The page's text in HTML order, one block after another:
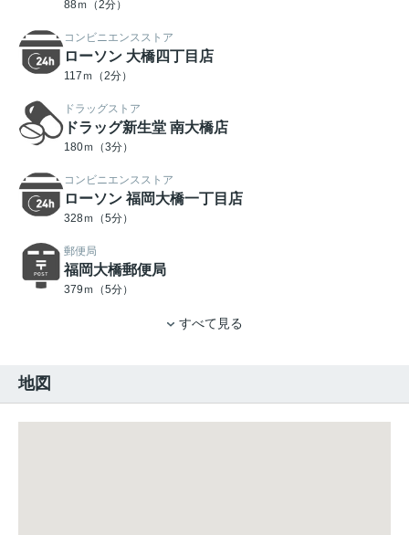
88ｍ（2分）
コンビニエンスストア
ローソン 大橋四丁目店
117ｍ（2分）
ドラッグストア
ドラッグ新生堂 南大橋店
180ｍ（3分）
コンビニエンスストア
ローソン 福岡大橋一丁目店
328ｍ（5分）
郵便局
福岡大橋郵便局
379ｍ（5分）
すべて見る
地図